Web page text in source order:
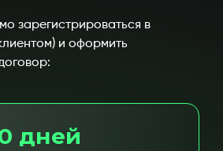
зарегистрироваться в
и оформить
дней